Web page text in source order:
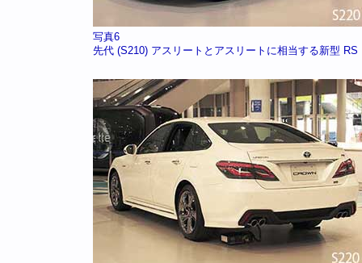
写真6
先代 (S210) アスリートとアスリートに相当する新型